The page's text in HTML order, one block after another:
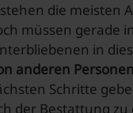
die meisten
müssen gerade
in
anderen Personen
Schritte
der Bestattung